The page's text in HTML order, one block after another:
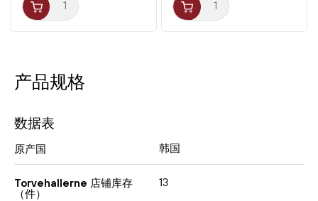
产品规格
数据表
原产国 韩国
Torvehallerne 店铺库存
（件）
13